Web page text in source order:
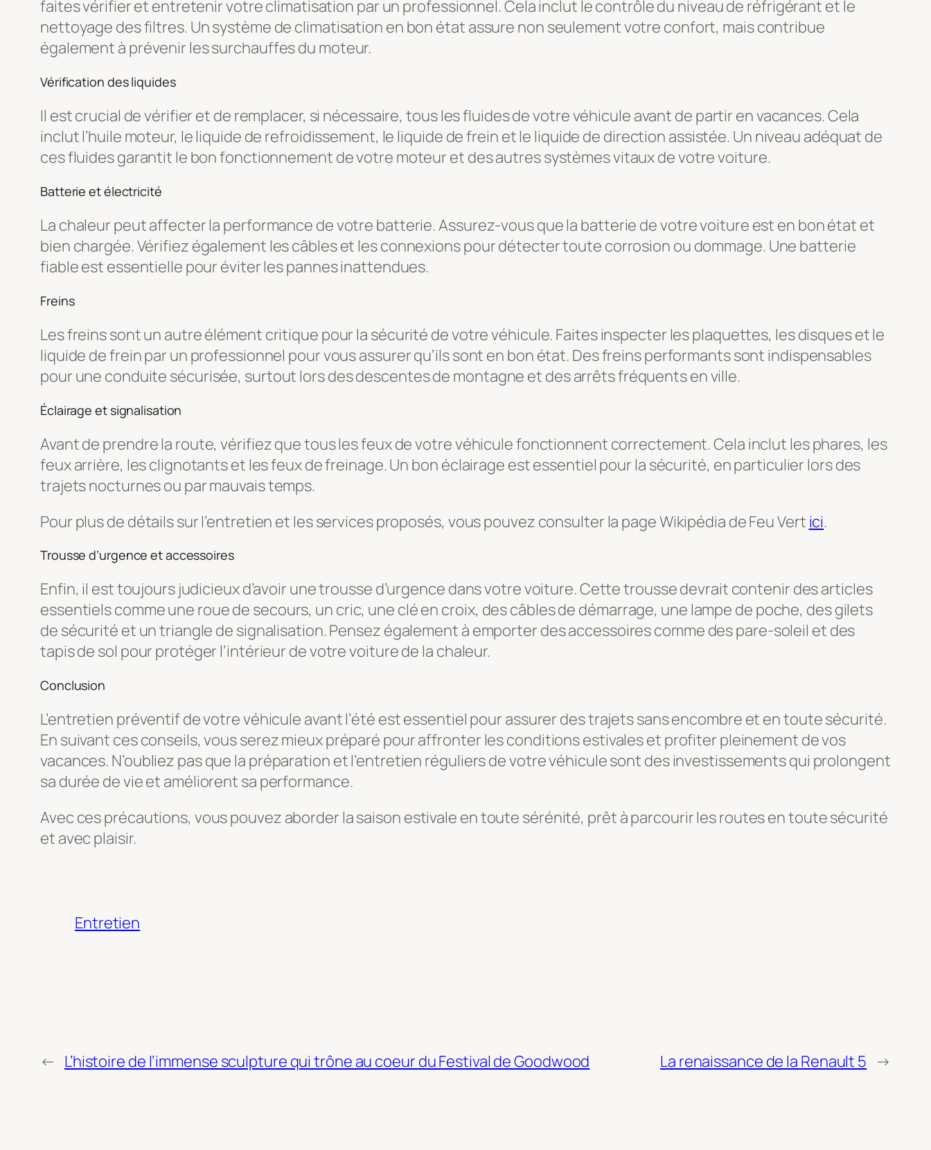
faites vérifier et entretenir votre climatisation par un professionnel. Cela inclut le contrôle du niveau de réfrigérant et le
nettoyage des filtres. Un système de climatisation en bon état assure non seulement votre confort, mais contribue
également à prévenir les surchauffes du moteur.
Vérification des liquides
Il est crucial de vérifier et de remplacer, si nécessaire, tous les fluides de votre véhicule avant de partir en vacances. Cela
inclut l’huile moteur, le liquide de refroidissement, le liquide de frein et le liquide de direction assistée. Un niveau adéquat de
ces fluides garantit le bon fonctionnement de votre moteur et des autres systèmes vitaux de votre voiture.
Batterie et électricité
La chaleur peut affecter la performance de votre batterie. Assurez-vous que la batterie de votre voiture est en bon état et
bien chargée. Vérifiez également les câbles et les connexions pour détecter toute corrosion ou dommage. Une batterie
fiable est essentielle pour éviter les pannes inattendues.
Freins
Les freins sont un autre élément critique pour la sécurité de votre véhicule. Faites inspecter les plaquettes, les disques et le
liquide de frein par un professionnel pour vous assurer qu’ils sont en bon état. Des freins performants sont indispensables
pour une conduite sécurisée, surtout lors des descentes de montagne et des arrêts fréquents en ville.
Éclairage et signalisation
Avant de prendre la route, vérifiez que tous les feux de votre véhicule fonctionnent correctement. Cela inclut les phares, les
feux arrière, les clignotants et les feux de freinage. Un bon éclairage est essentiel pour la sécurité, en particulier lors des
trajets nocturnes ou par mauvais temps.
Pour plus de détails sur l’entretien et les services proposés, vous pouvez consulter la page Wikipédia de Feu Vert ici.
Trousse d’urgence et accessoires
Enfin, il est toujours judicieux d’avoir une trousse d’urgence dans votre voiture. Cette trousse devrait contenir des articles
essentiels comme une roue de secours, un cric, une clé en croix, des câbles de démarrage, une lampe de poche, des gilets
de sécurité et un triangle de signalisation. Pensez également à emporter des accessoires comme des pare-soleil et des
tapis de sol pour protéger l’intérieur de votre voiture de la chaleur.
Conclusion
L’entretien préventif de votre véhicule avant l’été est essentiel pour assurer des trajets sans encombre et en toute sécurité.
En suivant ces conseils, vous serez mieux préparé pour affronter les conditions estivales et profiter pleinement de vos
vacances. N’oubliez pas que la préparation et l’entretien réguliers de votre véhicule sont des investissements qui prolongent
sa durée de vie et améliorent sa performance.
Avec ces précautions, vous pouvez aborder la saison estivale en toute sérénité, prêt à parcourir les routes en toute sécurité
et avec plaisir.
Entretien
← L’histoire de l’immense sculpture qui trône au coeur du Festival de Goodwood La renaissance de la Renault 5 →